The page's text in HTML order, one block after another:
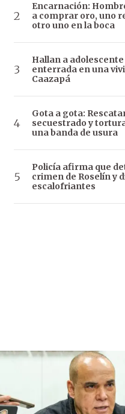
Encarnación:
a comprar oro, uno
otro uno en la boca
Hallan a adolescente
enterrada en una
Caazapá
Gota a gota:
secuestrado y
una banda de usura
Policía afirma que
crimen de Roselín y
escalofriantes